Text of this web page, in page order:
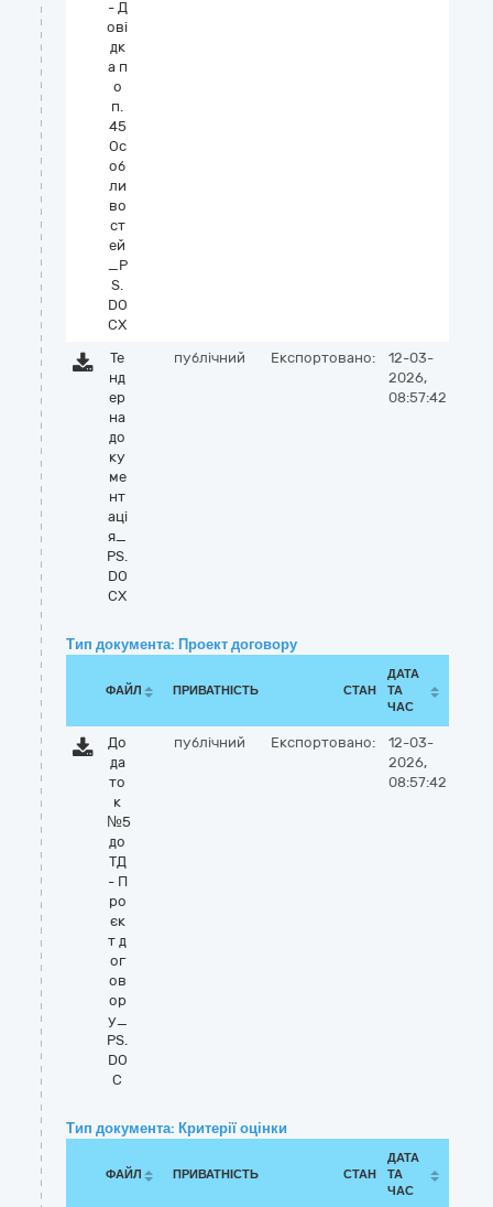
- Д
ові
дк
а п
о
п.
45
Ос
об
ли
во
ст
ей
_P
S.
DO
CX
Те
нд
ер
на
до
ку
ме
нт
аці
я_
PS.
DO
CX
публічний Експортовано:
12-03-
2026,
08:57:42
Тип документа: Проект договору
ФАЙЛ ПРИВАТНІСТЬ СТАН
ДАТА
ТА
ЧАС
До
да
то
к
№5
до
ТД
- П
ро
єк
т д
ог
ов
ор
у_
PS.
DO
C
публічний Експортовано:
12-03-
2026,
08:57:42
Тип документа: Критерії оцінки
ФАЙЛ ПРИВАТНІСТЬ СТАН
ДАТА
ТА
ЧАС